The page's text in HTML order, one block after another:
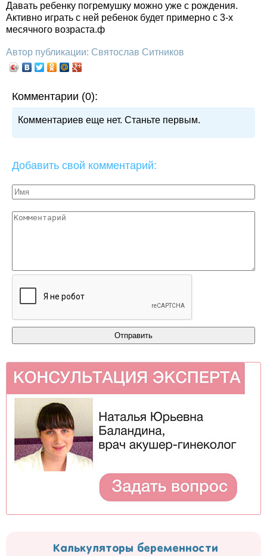
Давать ребенку погремушку можно уже с рождения.
Активно играть с ней ребенок будет примерно с 3-х
месячного возраста.ф
Автор публикации: Святослав Ситников
Комментарии (0):
Комментариев еще нет. Станьте первым.
Добавить свой комментарий:
Калькуляторы беременности